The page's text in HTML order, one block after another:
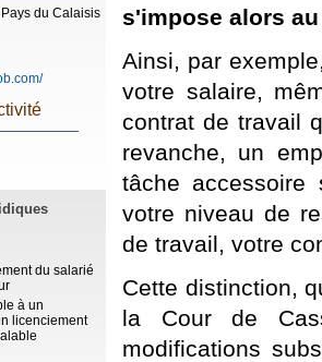
du Calaisis
du salarié
à un
licenciement
s'impose alors
Ainsi, par
votre salaire,
contrat de travail
revanche, un
tâche accessoire
votre niveau de
de travail, votre
Cette distinction,
la Cour de
modifications